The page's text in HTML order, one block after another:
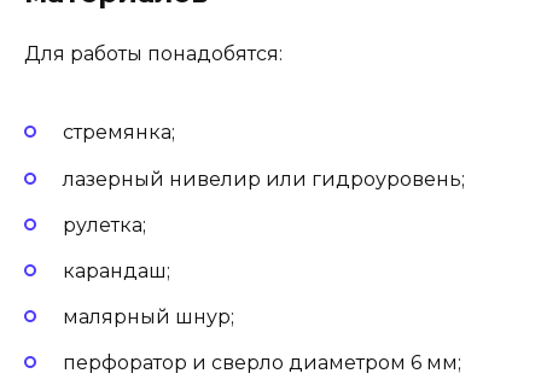
Для работы понадобятся:
стремянка;
лазерный нивелир или гидроуровень;
рулетка;
карандаш;
малярный шнур;
перфоратор и сверло диаметром 6 мм;